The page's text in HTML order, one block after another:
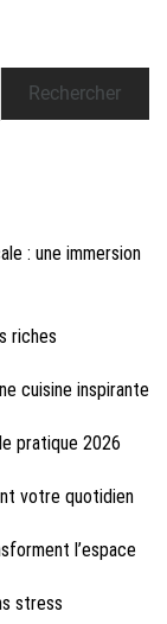
: une immersion
riches
cuisine inspirante
pratique 2026
votre quotidien
l’espace
stress